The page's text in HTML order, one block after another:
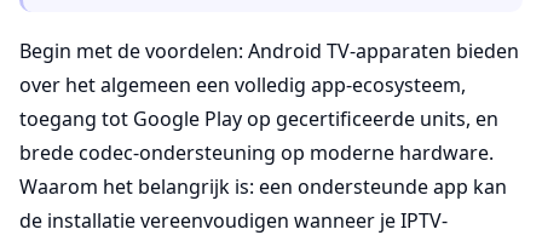
Begin met de voordelen: Android TV-apparaten bieden
over het algemeen een volledig app-ecosysteem,
toegang tot Google Play op gecertificeerde units, en
brede codec-ondersteuning op moderne hardware.
Waarom het belangrijk is: een ondersteunde app kan
de installatie vereenvoudigen wanneer je IPTV-